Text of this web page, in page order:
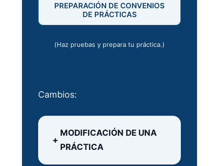
PREPARACIÓN DE CONVENIOS
DE PRÁCTICAS
(Haz pruebas y prepara tu práctica.)
Cambios:
MODIFICACIÓN DE UNA
PRÁCTICA